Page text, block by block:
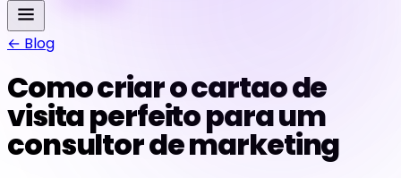
← Blog
Como criar o cartao de
visita perfeito para um
consultor de marketing